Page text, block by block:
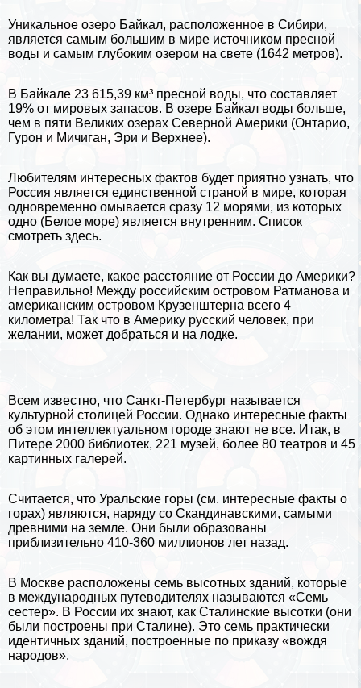
Уникальное озеро Байкал, расположенное в Сибири,
является самым большим в мире источником пресной
воды и самым глубоким озером на свете (1642 метров).
В Байкале 23 615,39 км³ пресной воды, что составляет
19% от мировых запасов. В озере Байкал воды больше,
чем в пяти Великих озерах Северной Америки (Онтарио,
Гурон и Мичиган, Эри и Верхнее).
Любителям интересных фактов будет приятно узнать, что
Россия является единственной страной в мире, которая
одновременно омывается сразу 12 морями, из которых
одно (Белое море) является внутренним. Список
смотреть здесь.
Как вы думаете, какое расстояние от России до Америки?
Неправильно! Между российским островом Ратманова и
американским островом Крузенштерна всего 4
километра! Так что в Америку русский человек, при
желании, может добраться и на лодке.
Всем известно, что Санкт-Петербург называется
культурной столицей России. Однако интересные факты
об этом интеллектуальном городе знают не все. Итак, в
Питере 2000 библиотек, 221 музей, более 80 театров и 45
картинных галерей.
Считается, что Уральские горы (см. интересные факты о
горах) являются, наряду со Скандинавскими, самыми
древними на земле. Они были образованы
приблизительно 410-360 миллионов лет назад.
В Москве расположены семь высотных зданий, которые
в международных путеводителях называются «Семь
сестер». В России их знают, как Сталинские высотки (они
были построены при Сталине). Это семь пpaктически
идентичных зданий, построенные по приказу «вождя
народов».